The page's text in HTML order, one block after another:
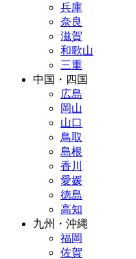
兵庫
奈良
滋賀
和歌山
三重
中国・四国
広島
岡山
山口
鳥取
島根
香川
愛媛
徳島
高知
九州・沖縄
福岡
佐賀